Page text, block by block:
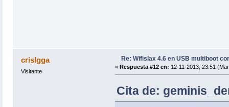
crislgga
Visitante
Re: Wifislax 4.6 en USB multiboot
« Respuesta #12 en: 12-11-2013, 23:51
Cita de: